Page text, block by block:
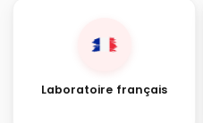
Laboratoire français